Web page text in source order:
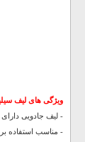
ویژگی های لیف
- لیف جادویی
- مناسب استفاده